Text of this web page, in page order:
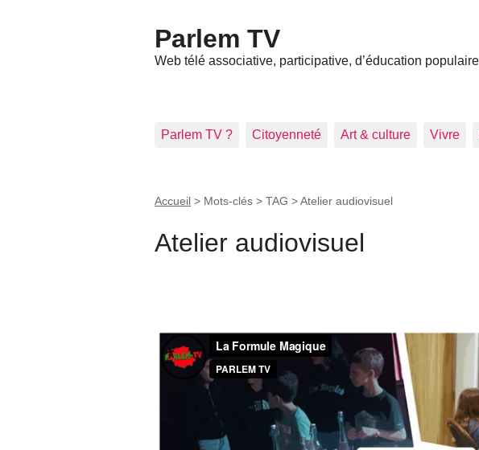
Parlem TV
Web télé associative, participative, d’éducation populaire
Parlem TV ? Citoyenneté Art & culture Vivre
Accueil > Mots-clés > TAG >Atelier audiovisuel
Atelier audiovisuel